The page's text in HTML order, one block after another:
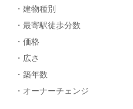
・建物種別
・最寄駅徒歩分数
・価格
・広さ
・築年数
・オーナーチェンジ